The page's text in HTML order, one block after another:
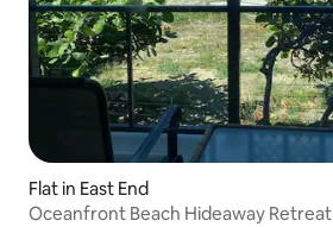
Flat in East End
Oceanfront Beach Hideaway Retreat